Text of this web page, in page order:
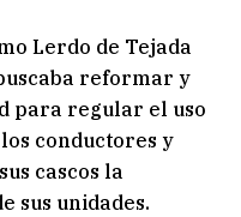
Lerdo de Tejada
reformar y
para regular el uso
conductores y
cascos la
sus unidades.